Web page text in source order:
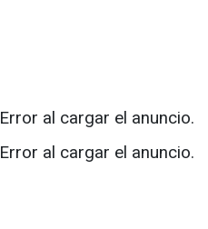
Error al cargar el anuncio.
Error al cargar el anuncio.